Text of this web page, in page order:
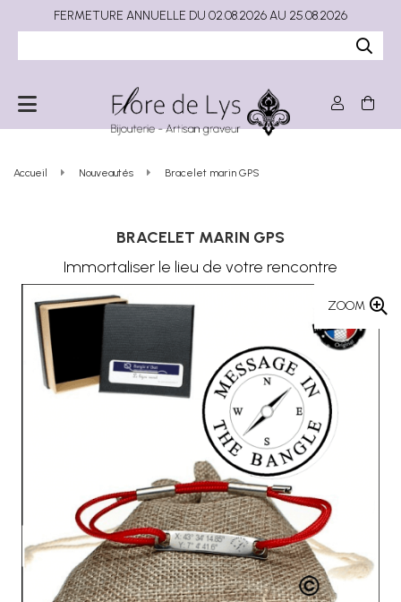
Accueil Nouveautés Bracelet marin GPS
BRACELET MARIN GPS
Immortaliser le lieu de votre rencontre
ZOOM
FERMETURE ANNUELLE DU 02.08.2026 AU 25.08.2026